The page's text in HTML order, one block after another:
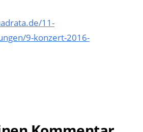
11-
9-konzert-2016-